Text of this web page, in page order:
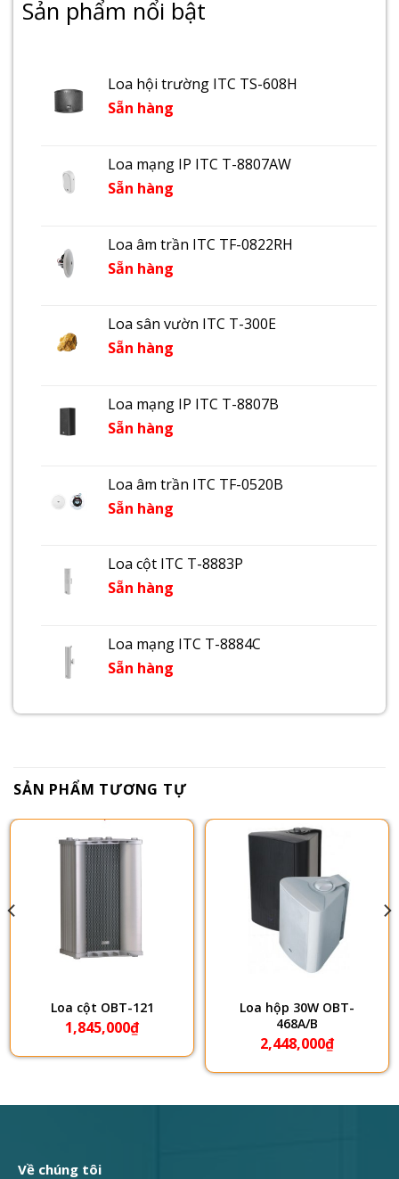
Sản phẩm nổi bật
Loa hội trường ITC TS-608H
Sẵn hàng
Loa mạng IP ITC T-8807AW
Sẵn hàng
Loa âm trần ITC TF-0822RH
Sẵn hàng
Loa sân vườn ITC T-300E
Sẵn hàng
Loa mạng IP ITC T-8807B
Sẵn hàng
Loa âm trần ITC TF-0520B
Sẵn hàng
Loa cột ITC T-8883P
Sẵn hàng
Loa mạng ITC T-8884C
Sẵn hàng
SẢN PHẨM TƯƠNG TỰ
Loa cột OBT-121
1,845,000₫
Loa hộp 30W OBT-
468A/B
2,448,000₫
Về chúng tôi